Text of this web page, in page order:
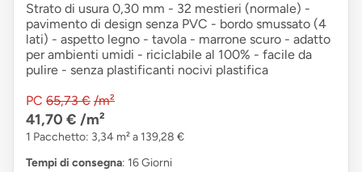
Strato di usura 0,30 mm - 32 mestieri (normale) -
pavimento di design senza PVC - bordo smussato (4
lati) - aspetto legno - tavola - marrone scuro - adatto
per ambienti umidi - riciclabile al 100% - facile da
pulire - senza plastificanti nocivi plastifica
PC 65,73 € /m²
41,70 € /m²
1 Pacchetto: 3,34 m² a 139,28 €
Tempi di consegna: 16 Giorni